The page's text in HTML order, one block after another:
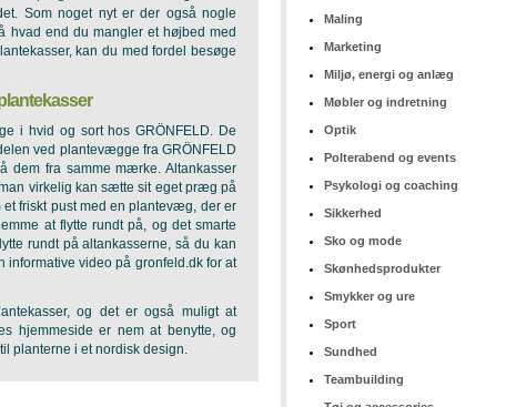
Som noget nyt er der også nogle
hvad end du mangler et højbed med
kan du med fordel besøge
i hvid og sort hos GRÖNFELD. De
ved plantevægge fra GRÖNFELD
dem fra samme mærke. Altankasser
virkelig kan sætte sit eget præg på
friskt pust med en plantevæg, der er
at flytte rundt på, og det smarte
rundt på altankasserne, så du kan
video på gronfeld.dk for at
og det er også muligt at
hjemmeside er nem at benytte, og
planterne i et nordisk design.
Maling
Marketing
Miljø, energi og anlæg
Møbler og indretning
Optik
Polterabend og events
Psykologi og coaching
Sikkerhed
Sko og mode
Skønhedsprodukter
Smykker og ure
Sport
Sundhed
Teambuilding